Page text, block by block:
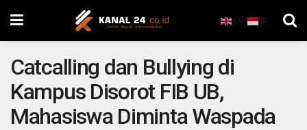
EN ID
Catcalling dan Bullying di
Kampus Disorot FIB UB,
Mahasiswa Diminta Waspada